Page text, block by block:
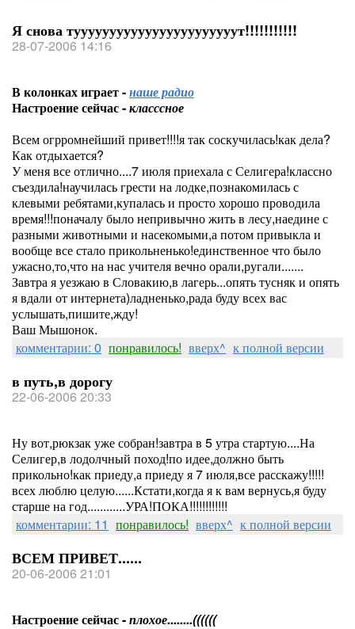
Я снова тууууууууууууууууууууууут!!!!!!!!!!!
28-07-2006 14:16
В колонках играет -наше радио
Настроение сейчас -класссное
Всем огрромнейший привет!!!!я так соскучилась!как дела?
Как отдыхается?
У меня все отлично....7 июля приехала с Селигера!классно
съездила!научилась грести на лодке,познакомилась с
клевыми ребятами,купалась и просто хорошо проводила
время!!!поначалу было непривычно жить в лесу,наедине с
разными животными и насекомыми,а потом привыкла и
вообще все стало прикольненько!единственное что было
ужасно,то,что на нас учителя вечно орали,ругали.......
Завтра я уезжаю в Словакию,в лагерь...опять тусняк и опять
я вдали от интернета)ладненько,рада буду всех вас
услышать,пишите,жду!
Ваш Мышонок.
комментарии: 0 понравилось! вверх^ к полной версии
в путь,в дорогу
22-06-2006 20:33
Ну вот,рюкзак уже собран!завтра в 5 утра стартую....На
Селигер,в лодолчный поход!по идее,должно быть
прикольно!как приеду,а приеду я 7 июля,все расскажу!!!!!
всех люблю целую......Кстати,когда я к вам вернусь,я буду
старше на год............УРА!ПОКА!!!!!!!!!!!!
комментарии: 11 понравилось! вверх^ к полной версии
ВСЕМ ПРИВЕТ......
20-06-2006 21:01
Настроение сейчас -плохое........((((((